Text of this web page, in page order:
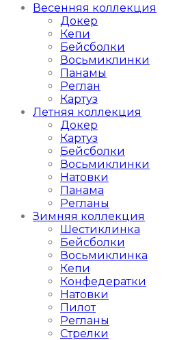
Весенняя коллекция
Докер
Кепи
Бейсболки
Восьмиклинки
Панамы
Реглан
Картуз
Летняя коллекция
Докер
Картуз
Бейсболки
Восьмиклинки
Натовки
Панама
Регланы
Зимняя коллекция
Шестиклинка
Бейсболки
Восьмиклинка
Кепи
Конфедератки
Натовки
Пилот
Регланы
Стрелки